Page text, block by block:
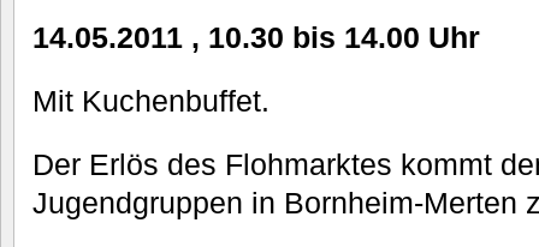
14.05.2011 , 10.30 bis 14.00 Uhr
Mit Kuchenbuffet.
Der Erlös des Flohmarktes kommt
Jugendgruppen in Bornheim-Merten